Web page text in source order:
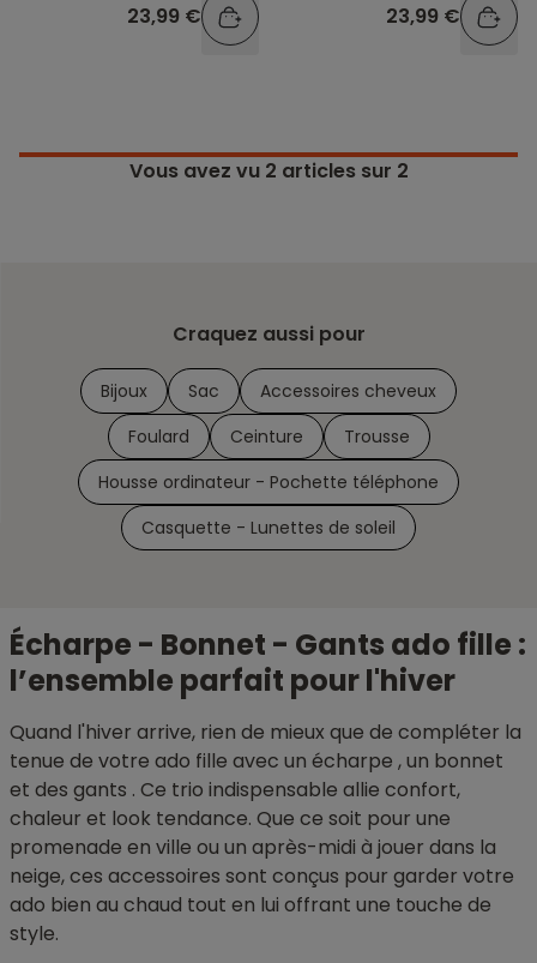
23,99 € 23,99 €
Vous avez vu 2 articles sur 2
Craquez aussi pour
Bijoux Sac
Accessoires cheveux
Foulard
Ceinture
Trousse
Housse ordinateur - Pochette téléphone
Casquette - Lunettes de soleil
Écharpe - Bonnet - Gants ado fille :
l’ensemble parfait pour l'hiver
Quand l'hiver arrive, rien de mieux que de compléter la
tenue de votre ado fille avec un écharpe , un bonnet
et des gants . Ce trio indispensable allie confort,
chaleur et look tendance. Que ce soit pour une
promenade en ville ou un après-midi à jouer dans la
neige, ces accessoires sont conçus pour garder votre
ado bien au chaud tout en lui offrant une touche de
style.